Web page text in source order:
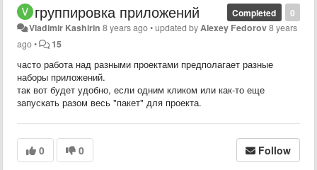
0
Completed
группировка приложений
Vladimir Kashirin 8 years ago•updated by Alexey Fedorov8 years
ago• 15
часто работа над разными проектами предполагает разные
наборы приложений.
так вот будет удобно, если одним кликом или как-то еще
запускать разом весь "пакет" для проекта.
0 0 Follow